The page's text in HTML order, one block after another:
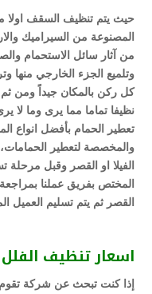
حيث يتم تنظيف السقف اولا من
المصنوعة من السيراميك
من آثار سائل الاستحمام
وتلميع الجزء الخارجي منها
كل ركن بالمكان جيداً ومن ثم
نظيفا تماما مما يرى وما لا
تعطير الحمام بأفضل انواع
والمخصصة لتعطير الحمامات،
الفيلا او القصر وقبل
المختص بفريق عملنا بمراجعة
القصر ثم يتم تسليم العميل
اسعار تنظيف
إذا كنت تبحث عن شركة تقوم